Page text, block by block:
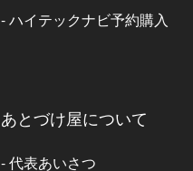
-ハイテックナビ予約購入
あとづけ屋について
-代表あいさつ